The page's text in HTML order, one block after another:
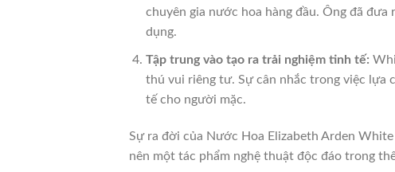
chuyên gia nước hoa hàng đầu. Ông đã
dụng.
Tập trung vào tạo ra trải nghiệm tinh tế:
thú vui riêng tư. Sự cân nhắc trong việc lựa
tế cho người mặc.
Sự ra đời của Nước Hoa Elizabeth Arden
nên một tác phẩm nghệ thuật độc đáo trong